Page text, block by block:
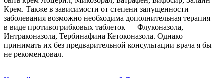
Крем. Также в зависимости от степени запущенности
заболевания возможно необходима дополнительная терапия
в виде противогрибковых таблеток — Флуконазола,
Интраконазола, Тербинафина Кетоконазола. Однако
принимать их без предварительной консультации врача я бы
не рекомендовал.